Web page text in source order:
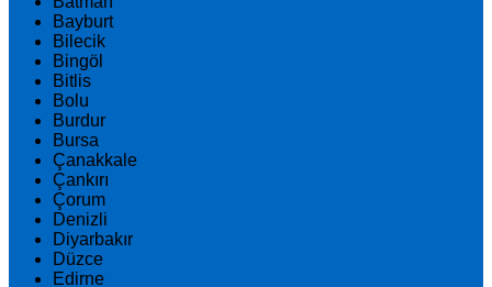
Bayburt
Bilecik
Bingöl
Bitlis
Bolu
Burdur
Bursa
Çanakkale
Çankırı
Çorum
Denizli
Diyarbakır
Düzce
Edirne